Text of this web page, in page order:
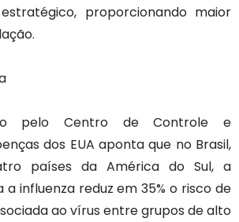
proporcionando maior
pelo Centro de Controle e
dos EUA aponta que no Brasil,
países da América do Sul, a
influenza reduz em 35% o risco de
ao vírus entre grupos de alto